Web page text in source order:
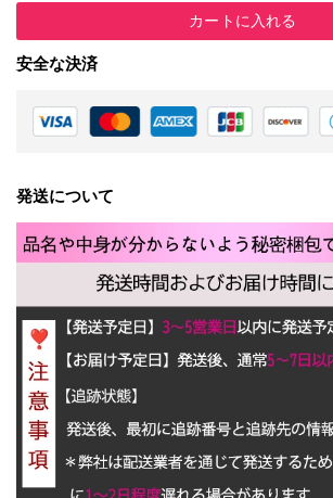
カートに入れる
安全な決済
発送について